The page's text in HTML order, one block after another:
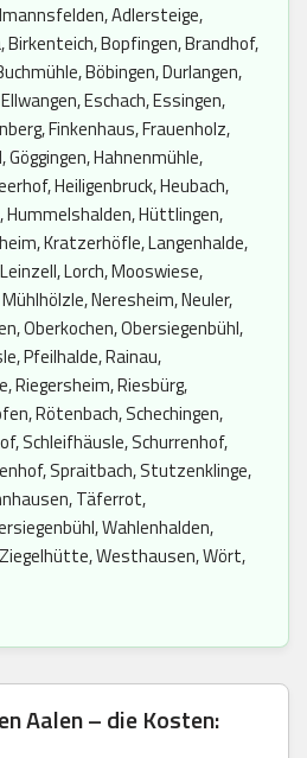
Adlersteige,
Bopfingen, Brandhof,
Böbingen, Durlangen,
Eschach, Essingen,
Finkenhaus, Frauenholz,
Hahnenmühle,
Heiligenbruck, Heubach,
Hummelshalden, Hüttlingen,
Kratzerhöfle, Langenhalde,
Lorch, Mooswiese,
Neresheim, Neuler,
Oberkochen, Obersiegenbühl,
Pfeilhalde, Rainau,
Riegersheim, Riesbürg,
Rötenbach, Schechingen,
Schleifhäusle, Schurrenhof,
Spraitbach, Stutzenklinge,
Täferrot,
Wahlenhalden,
Westhausen, Wört,
Aalen – die Kosten: